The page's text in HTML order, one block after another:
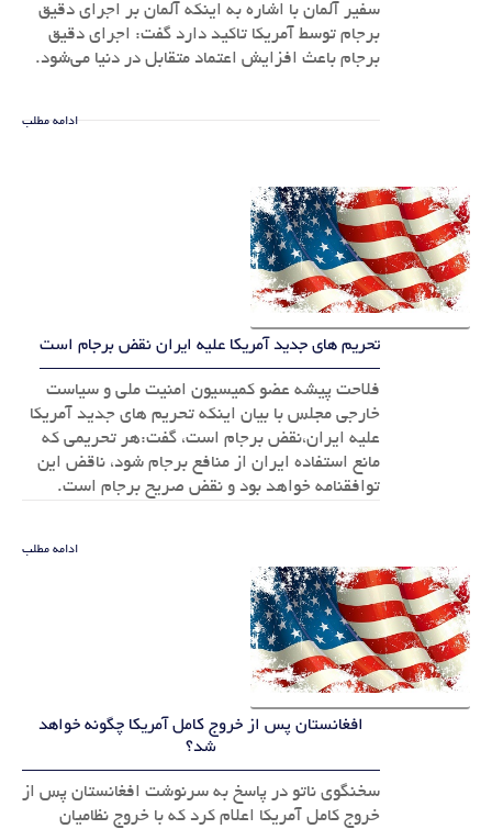
سفیر آلمان با اشاره به اینکه آلمان بر اجرای دقیق
برجام توسط آمریکا تاکید دارد گفت: اجرای دقیق
برجام باعث افزایش اعتماد متقابل در دنیا می‌شود.
ادامه مطلب
تحریم های جدید آمریکا علیه ایران نقض برجام است
فلاحت پیشه عضو کمیسیون امنیت ملی و سیاست
خارجی مجلس با بیان اینکه تحریم های جدید آمریکا
علیه ایران،نقض برجام است، گفت:هر تحریمی که
مانع استفاده ایران از منافع برجام شود، ناقض این
توافقنامه خواهد بود و نقض صریح برجام است.
ادامه مطلب
افغانستان پس از خروج کامل آمریکا چگونه خواهد
شد؟
سخنگوی ناتو در پاسخ به سرنوشت افغانستان پس از
خروج کامل آمریکا اعلام کرد که با خروج نظامیان